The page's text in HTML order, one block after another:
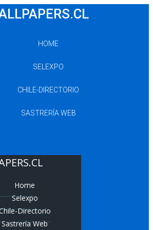
HOME
SELEXPO
CHILE-DIRECTORIO
SASTRERÍA WEB
Home
Selexpo
Directorio
Sastrería Web